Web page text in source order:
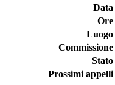
Data
Ore
Luogo
Commissione
Stato
Prossimi appelli